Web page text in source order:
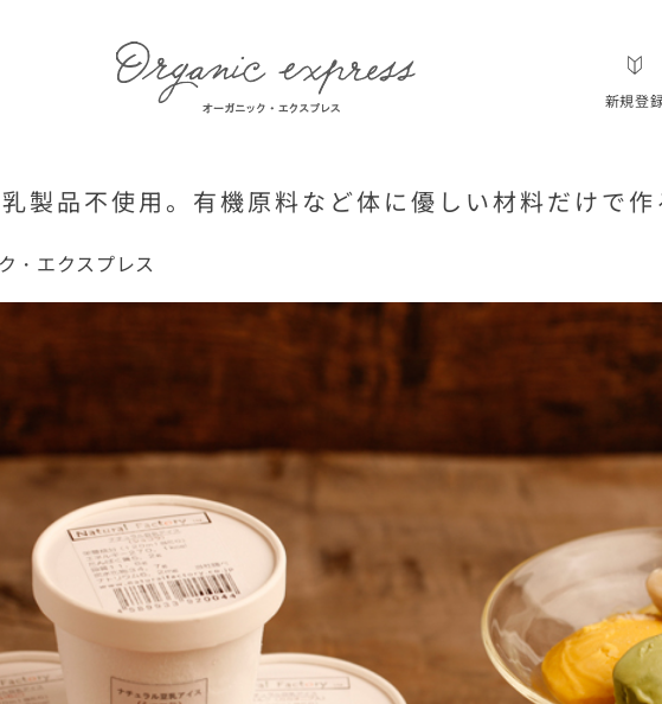
新規登
製品不使用。有機原料など体に優しい材料だけで
・エクスプレス